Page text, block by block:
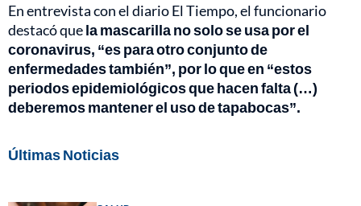
En entrevista con el diario El Tiempo, el funcionario
destacó quela mascarilla no solo se usa por el
coronavirus, “es para otro conjunto de
enfermedades también”, por lo que en “estos
periodos epidemiológicos que hacen falta (…)
deberemos mantener el uso de tapabocas”.
Últimas Noticias